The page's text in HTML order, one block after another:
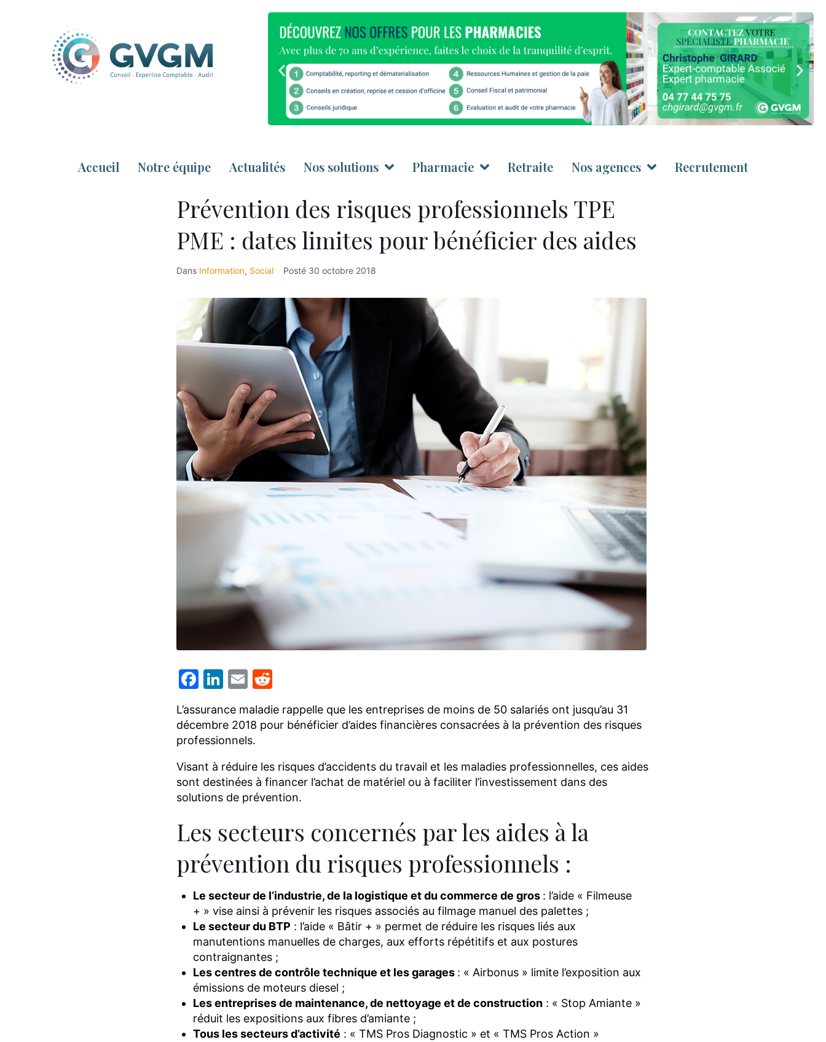
Accueil Notre équipe Actualités Nos solutions Pharmacie Retraite Nos agences Recrutement
Prévention des risques professionnels TPE
PME : dates limites pour bénéficier des aides
Dans Information, Social Posté 30 octobre 2018
Facebook
LinkedIn
Email
L’assurance maladie rappelle que les entreprises de moins de 50 salariés ont jusqu’au 31
décembre 2018 pour bénéficier d’aides financières consacrées à la prévention des risques
professionnels.
Visant à réduire les risques d’accidents du travail et les maladies professionnelles, ces aides
sont destinées à financer l’achat de matériel ou à faciliter l’investissement dans des
solutions de prévention.
Les secteurs concernés par les aides à la
prévention du risques professionnels :
Le secteur de l’industrie, de la logistique et du commerce de gros : l’aide « Filmeuse
+ » vise ainsi à prévenir les risques associés au filmage manuel des palettes ;
Le secteur du BTP : l’aide « Bâtir + » permet de réduire les risques liés aux
manutentions manuelles de charges, aux efforts répétitifs et aux postures
contraignantes ;
Les centres de contrôle technique et les garages : « Airbonus » limite l’exposition aux
émissions de moteurs diesel ;
Les entreprises de maintenance, de nettoyage et de construction : « Stop Amiante »
réduit les expositions aux fibres d’amiante ;
Tous les secteurs d’activité : « TMS Pros Diagnostic » et « TMS Pros Action »